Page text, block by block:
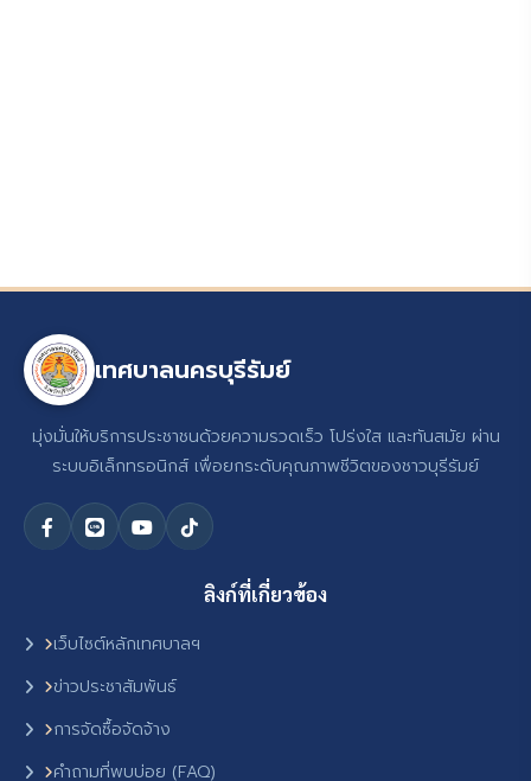
เทศบาลนครบุรีรัมย์
มุ่งมั่นให้บริการประชาชนด้วยความรวดเร็ว โปร่งใส และทันสมัย ผ่าน
ระบบอิเล็กทรอนิกส์ เพื่อยกระดับคุณภาพชีวิตของชาวบุรีรัมย์
ลิงก์ที่เกี่ยวข้อง
เว็บไซต์หลักเทศบาลฯ
ข่าวประชาสัมพันธ์
การจัดซื้อจัดจ้าง
คำถามที่พบบ่อย (FAQ)